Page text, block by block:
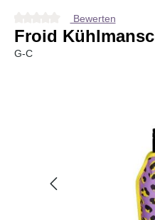
Durchschnittliche Bewertung
Bewerten
Froid
G-C